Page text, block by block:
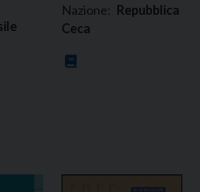
Nazione: Repubblica
Ceca